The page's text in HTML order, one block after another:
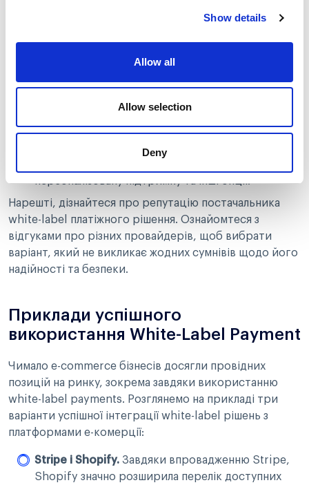
Show details
Allow all
Allow selection
Deny
поведінкових особливостей клієнтів,
формування звітності в автоматичному режимі та
Передові провайдери пропонують пакети
послуг, розроблені для бізнесів різних масштабів
персоналізовану підтримку та інші опції.
Нарешті, дізнайтеся про репутацію постачальника
white-label платіжного рішення. Ознайомтеся з
відгуками про різних провайдерів, щоб вибрати
варіант, який не викликає жодних сумнівів щодо його
надійності та безпеки.
Приклади успішного
використання White-Label Payment
Чимало e-commerce бізнесів досягли провідних
позицій на ринку, зокрема завдяки використанню
white-label payments. Розглянемо на прикладі три
варіанти успішної інтеграції white-label рішень з
платформами е-комерції:
Stripe і Shopify. Завдяки впровадженню Stripe,
Shopify значно розширила перелік доступних